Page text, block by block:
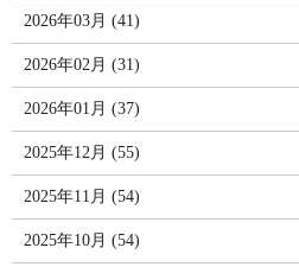
2026年03月 (41)
2026年02月 (31)
2026年01月 (37)
2025年12月 (55)
2025年11月 (54)
2025年10月 (54)